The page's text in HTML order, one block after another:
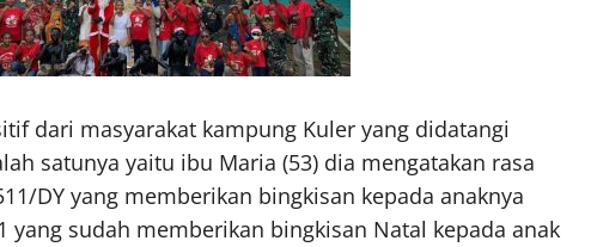
dari masyarakat kampung Kuler yang didatangi
satunya yaitu ibu Maria (53) dia mengatakan rasa
DY yang memberikan bingkisan kepada anaknya
yang sudah memberikan bingkisan Natal kepada anak